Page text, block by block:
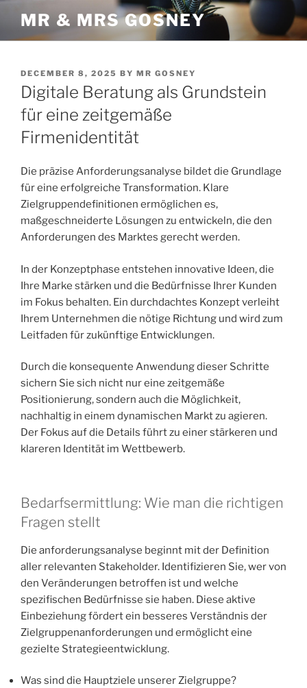
content
MR & MRS GOSNEY
POSTED
ON
DECEMBER 8, 2025 BY MR GOSNEY
Digitale Beratung als Grundstein
für eine zeitgemäße
Firmenidentität
Die präzise Anforderungsanalyse bildet die Grundlage
für eine erfolgreiche Transformation. Klare
Zielgruppendefinitionen ermöglichen es,
maßgeschneiderte Lösungen zu entwickeln, die den
Anforderungen des Marktes gerecht werden.
In der Konzeptphase entstehen innovative Ideen, die
Ihre Marke stärken und die Bedürfnisse Ihrer Kunden
im Fokus behalten. Ein durchdachtes Konzept verleiht
Ihrem Unternehmen die nötige Richtung und wird zum
Leitfaden für zukünftige Entwicklungen.
Durch die konsequente Anwendung dieser Schritte
sichern Sie sich nicht nur eine zeitgemäße
Positionierung, sondern auch die Möglichkeit,
nachhaltig in einem dynamischen Markt zu agieren.
Der Fokus auf die Details führt zu einer stärkeren und
klareren Identität im Wettbewerb.
Bedarfsermittlung: Wie man die richtigen
Fragen stellt
Die anforderungsanalyse beginnt mit der Definition
aller relevanten Stakeholder. Identifizieren Sie, wer von
den Veränderungen betroffen ist und welche
spezifischen Bedürfnisse sie haben. Diese aktive
Einbeziehung fördert ein besseres Verständnis der
Zielgruppenanforderungen und ermöglicht eine
gezielte Strategieentwicklung.
Was sind die Hauptziele unserer Zielgruppe?